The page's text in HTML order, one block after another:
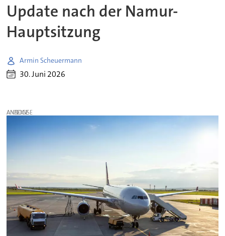
Update nach der Namur-
Hauptsitzung
Armin Scheuermann
30. Juni 2026
ANZEIGE